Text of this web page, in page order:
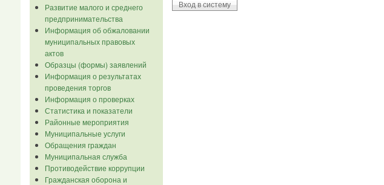
Развитие малого и среднего
предпринимательства
Информация об обжаловании
муниципальных правовых
актов
Образцы (формы) заявлений
Информация о результатах
проведения торгов
Информация о проверках
Статистика и показатели
Районные мероприятия
Муниципальные услуги
Обращения граждан
Муниципальная служба
Противодействие коррупции
Гражданская оборона и